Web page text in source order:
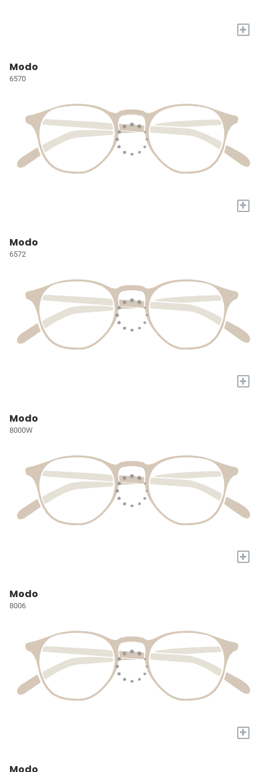
+
Modo
6570
+
Modo
6572
+
Modo
8000W
+
Modo
8006
+